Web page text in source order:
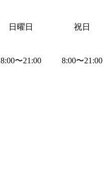
日曜日 祝日
8:00〜21:00 8:00〜21:00